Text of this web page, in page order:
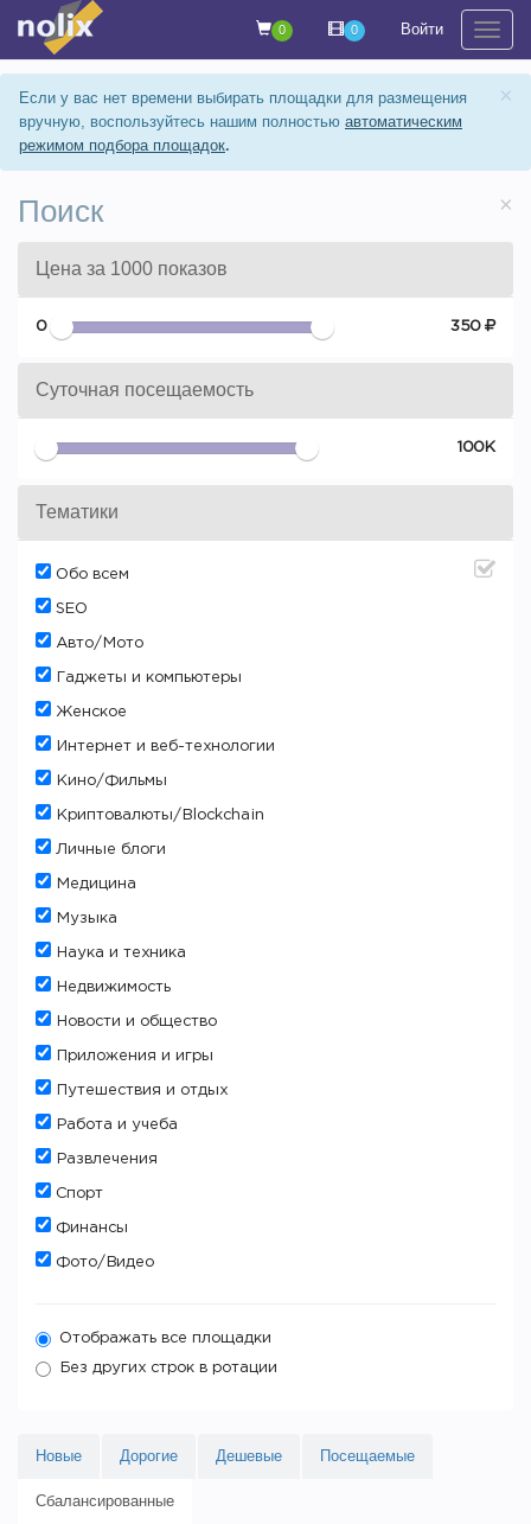
0 0 Войти
×
Если у вас нет времени выбирать площадки для размещения
вручную, воспользуйтесь нашим полностью автоматическим
режимом подбора площадок.
×
Поиск
Цена за 1000 показов
0 350
Суточная посещаемость
100К
Тематики
Oбо всем
SEO
Авто/Мото
Гаджеты и компьютеры
Женское
Интернет и веб-технологии
Кино/Фильмы
Криптовалюты/Blockchain
Личные блоги
Медицина
Музыка
Наука и техника
Недвижимость
Новости и общество
Приложения и игры
Путешествия и отдых
Работа и учеба
Развлечения
Спорт
Финансы
Фото/Видео
Отображать все площадки
Без других строк в ротации
Новые Дорогие Дешевые Посещаемые
Сбалансированные